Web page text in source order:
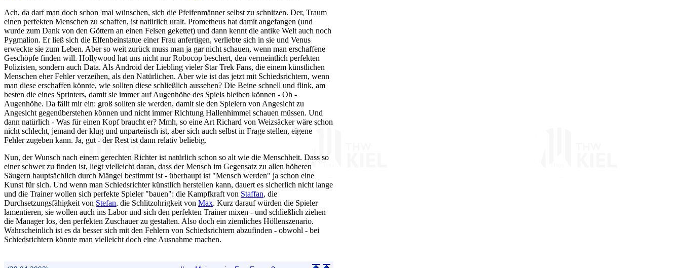
Ach, da darf man doch schon 'mal wünschen, sich die Pfeifenmänner selbst zu schnitzen. Der, Traum
einen perfekten Menschen zu schaffen, ist natürlich uralt. Prometheus hat damit angefangen (und
wurde zum Dank von den Göttern an einen Felsen gekettet) und dann kennt die antike Welt auch noch
Pygmalion. Er ließ sich die Elfenbeinstatue einer Frau anfertigen, verliebte sich in sie und Venus
erweckte sie zum Leben. Aber so weit zurück muss man ja gar nicht schauen, wenn man erschaffene
Geschöpfe finden will. Hollywood hat uns nicht nur Robocop beschert, den vermeintlich perfekten
Polizisten, sondern auch Data. Als Android der Liebling vieler Star Trek Fans, die einem künstlichen
Menschen eher Fehler verzeihen, als den Natürlichen. Aber wie ist das jetzt mit Schiedsrichtern, wenn
man diese erschaffen könnte, wie sollten diese schließlich aussehen? Die Beine schnell und flink, am
besten die eines Sprinters, damit sie immer auf Augenhöhe des Spiels bleiben können - Oh -
Augenhöhe. Da fällt mir ein: groß sollten sie werden, damit sie den Spielern von Angesicht zu
Angesicht gegenüberstehen können und nicht immer Richtung Hallenhimmel schauen müssen. Und
dann natürlich - Was für einen Kopf braucht er? Mmh, so eine Art Richard von Weizsäcker wäre schon
nicht schlecht, jemand der klug und unparteiisch ist, aber sich auch selbst in Frage stellen, eigene
Fehler zugeben kann. Ja, gut - der Rest ist dann relativ beliebig.
Nun, der Wunsch nach einem gerechten Richter ist natürlich schon so alt wie die Menschheit. Dass so
einer schwer zu finden ist, liegt vielleicht daran, dass der Mensch im Gegensatz zu allen höheren
Säugern hauptsächlich durch Mängel bestimmt ist - überhaupt ist "Mensch werden" ja schon eine
Kunst für sich. Und wenn man Schiedsrichter künstlich herstellen kann, dauert es sicherlich nicht lange
und die Trainer wollen sich perfekte Spieler "bauen": die Kampfkraft von Staffan, die
Durchsetzungsfähigkeit von Stefan, die Schlitzohrigkeit von Max. Kurz darauf würden die Spieler
lamentieren, sie wollen auch ins Labor und sich den perfekten Trainer mixen - und schließlich ziehen
die Manager los, den perfekten Zuschauer zu gestalten. Also doch ein ziemliches Höllenszenario.
Wahrscheinlich ist es da besser sich mit den Fehlern von Schiedsrichtern abzufinden - obwohl - bei
Schiedsrichtern könnte man vielleicht doch eine Ausnahme machen.